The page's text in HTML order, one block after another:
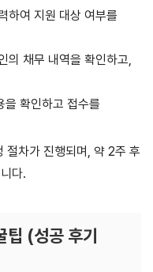
하여 지원 대상 여부를
의 채무 내역을 확인하고,
을 확인하고 접수를
절차가 진행되며, 약 2주 후
다.
팁 (성공 후기